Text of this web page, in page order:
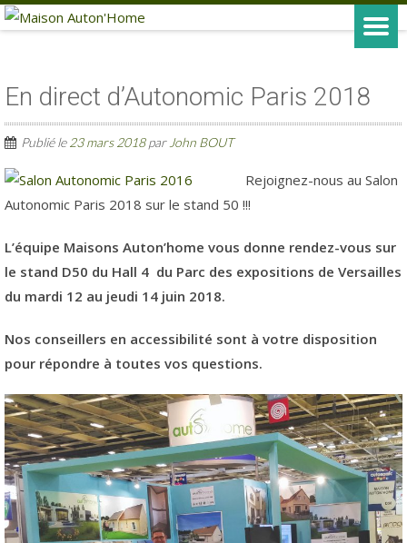
En direct d’Autonomic Paris 2018
Publié le23 mars 2018parJohn BOUT
Rejoignez-nous au Salon
Autonomic Paris 2018 sur le stand 50 !!!
L’équipe Maisons Auton’home vous donne rendez-vous sur
le stand D50 du Hall 4 du Parc des expositions de Versailles
du mardi 12 au jeudi 14 juin 2018.
Nos conseillers en accessibilité sont à votre disposition
pour répondre à toutes vos questions.